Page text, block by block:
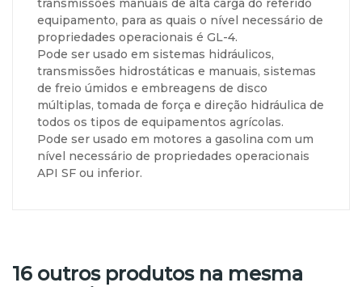
transmissões manuais de alta carga do referido
equipamento, para as quais o nível necessário de
propriedades operacionais é GL-4.
Pode ser usado em sistemas hidráulicos,
transmissões hidrostáticas e manuais, sistemas
de freio úmidos e embreagens de disco
múltiplas, tomada de força e direção hidráulica de
todos os tipos de equipamentos agrícolas.
Pode ser usado em motores a gasolina com um
nível necessário de propriedades operacionais
API SF ou inferior.
16 outros produtos na mesma